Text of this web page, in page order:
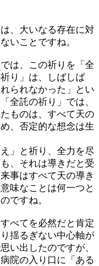
、大いなる存在に対
いことですね。
は、この祈りを「全
り」は、しばしば
られなかった」とい
全託の祈り」では、
ものは、すべて天の
、否定的な想念は生
」と祈り、全力を尽
、それは導きだと受
事はすべて天の導き
味なことは何一つと
ですね。
べてを必然だと肯定
揺るぎない中心軸が
い出したのですが、
院の入り口に「ある